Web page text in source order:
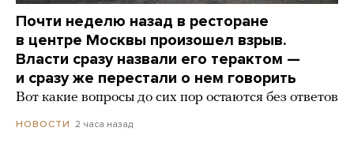
Почти неделю назад в ресторане
в центре Москвы произошел взрыв.
Власти сразу назвали его терактом —
и сразу же перестали о нем говорить
Вот какие вопросы до сих пор остаются без ответов
НОВОСТИ 2 часа назад